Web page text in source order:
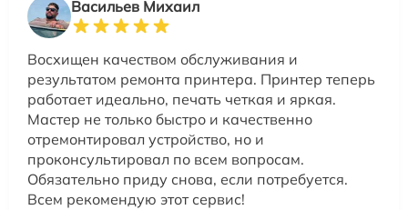
Васильев Михаил
Восхищен качеством обслуживания и
результатом ремонта принтера. Принтер теперь
работает идеально, печать четкая и яркая.
Мастер не только быстро и качественно
отремонтировал устройство, но и
проконсультировал по всем вопросам.
Обязательно приду снова, если потребуется.
Всем рекомендую этот сервис!